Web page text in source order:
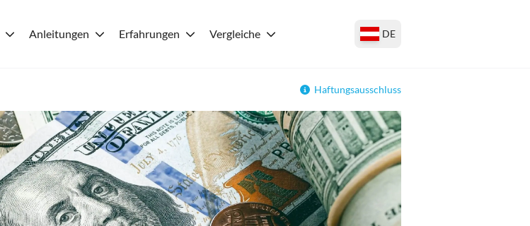
Anleitungen Erfahrungen Vergleiche DE
Haftungsausschluss